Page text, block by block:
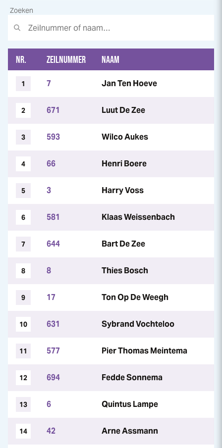
Zoeken
NR. ZEILNUMMER NAAM
1 7 Jan Ten Hoeve
2 671 Luut De Zee
3 593 Wilco Aukes
4 66 Henri Boere
5 3 Harry Voss
6 581 Klaas Weissenbach
7 644 Bart De Zee
8 8 Thies Bosch
9 17 Ton Op De Weegh
10 631 Sybrand Vochteloo
11 577 Pier Thomas Meintema
12 694 Fedde Sonnema
13 6 Quintus Lampe
14 42 Arne Assmann